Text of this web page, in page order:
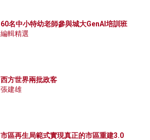
60名中小特幼老師參與城大GenAI培訓班
編輯精選
西方世界兩批政客
張建雄
市區再生局範式實現真正的市區重建3.0